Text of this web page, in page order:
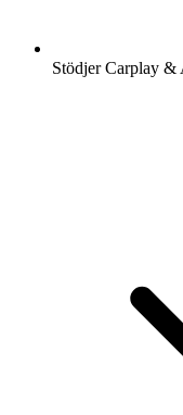
Stödjer Carplay